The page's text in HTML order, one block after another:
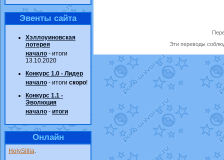
Эвенты сайта
Хэллоуиновская
лотерея
начало - итоги
13.10.2020
Конкурс 1.0 - Лидер
начало - итоги скоро!
Конкурс 1.1 -
Эволюция
начало - итоги
Онлайн
HolySillia.
Эти переводы